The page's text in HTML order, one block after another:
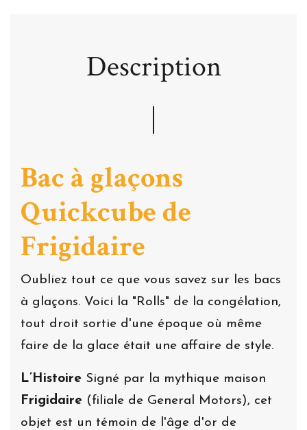
Description
Bac à glaçons
Quickcube de
Frigidaire
Oubliez tout ce que vous savez sur les bacs
à glaçons. Voici la "Rolls" de la congélation,
tout droit sortie d'une époque où même
faire de la glace était une affaire de style.
L’Histoire Signé par la mythique maison
Frigidaire (filiale de General Motors), cet
objet est un témoin de l'âge d'or de